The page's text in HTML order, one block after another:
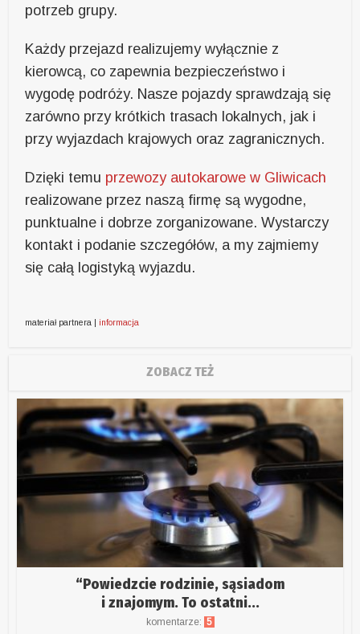
potrzeb grupy.
Każdy przejazd realizujemy wyłącznie z
kierowcą, co zapewnia bezpieczeństwo i
wygodę podróży. Nasze pojazdy sprawdzają się
zarówno przy krótkich trasach lokalnych, jak i
przy wyjazdach krajowych oraz zagranicznych.
Dzięki temu przewozy autokarowe w Gliwicach
realizowane przez naszą firmę są wygodne,
punktualne i dobrze zorganizowane. Wystarczy
kontakt i podanie szczegółów, a my zajmiemy
się całą logistyką wyjazdu.
materiał partnera | informacja
ZOBACZ TEŻ
“Powiedzcie rodzinie, sąsiadom
i znajomym. To ostatni...
komentarze: 5